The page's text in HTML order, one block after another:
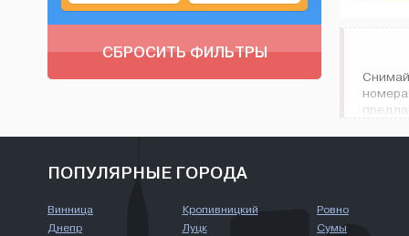
СБРОСИТЬ ФИЛЬТРЫ
ПОПУЛЯРНЫЕ ГОРОДА
Винница
Днепр
Кропивницкий
Луцк
Ровно
Сумы